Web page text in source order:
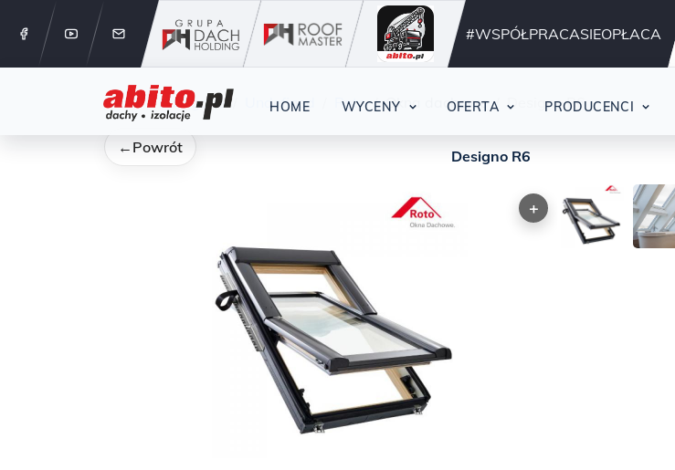
12 288 24 42 #WSPÓŁPRACASIEOPŁACA
HOME WYCENY OFERTA PRODUCENCI
Start Kategorie Undefined Roto Okna dachowe Designo R6
← Powrót Designo R6
+